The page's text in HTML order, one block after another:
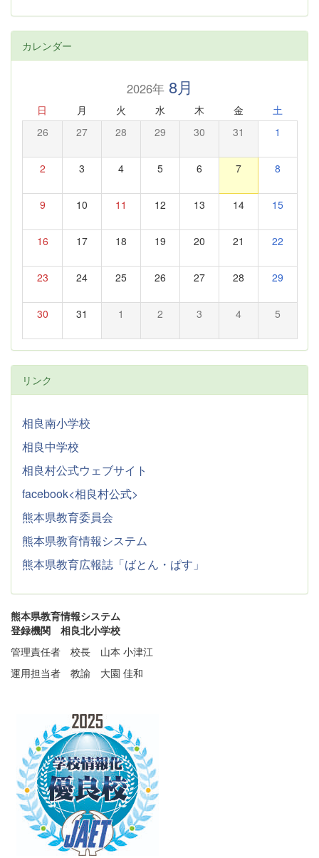
カレンダー
2026年8月
日 月 火 水 木 金 土
26 27 28 29 30 31 1
2 3 4 5 6 7 8
9 10 11 12 13 14 15
16 17 18 19 20 21 22
23 24 25 26 27 28 29
30 31 1 2 3 4 5
リンク
相良南小学校
相良中学校
相良村公式ウェブサイト
facebook<相良村公式>
熊本県教育委員会
熊本県教育情報システム
熊本県教育広報誌「ばとん・ぱす」
熊本県教育情報システム
登録機関 相良北小学校
管理責任者 校長 山本 小津江
運用担当者 教諭 大園 佳和